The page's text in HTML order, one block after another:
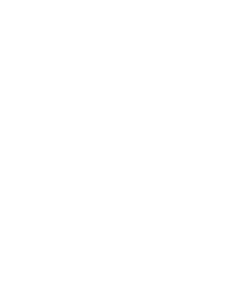
Jović, fotograf -